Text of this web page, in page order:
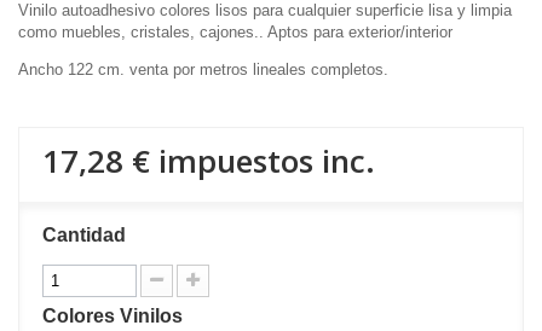
Vinilo autoadhesivo colores lisos para cualquier superficie lisa y limpia
como muebles, cristales, cajones.. Aptos para exterior/interior
Ancho 122 cm. venta por metros lineales completos.
17,28 € impuestos inc.
Cantidad
Colores Vinilos